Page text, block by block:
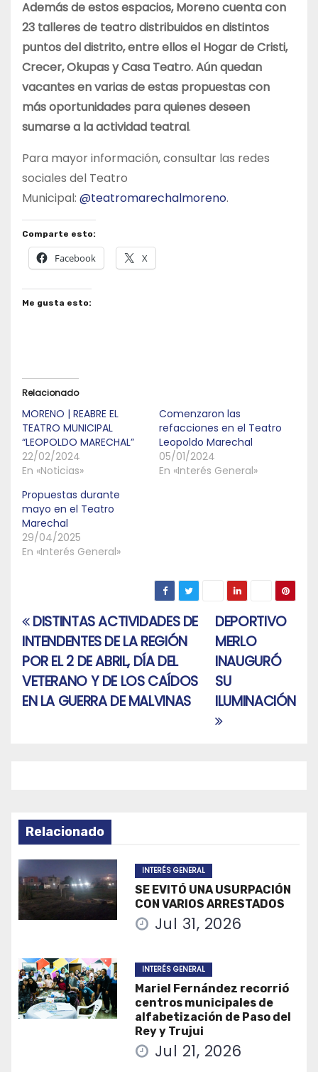
Además de estos espacios, Moreno cuenta con
23 talleres de teatro distribuidos en distintos
puntos del distrito, entre ellos el Hogar de Cristi,
Crecer, Okupas y Casa Teatro. Aún quedan
vacantes en varias de estas propuestas con
más oportunidades para quienes deseen
sumarse a la actividad teatral.
Para mayor información, consultar las redes
sociales del Teatro
Municipal: @teatromarechalmoreno.
Comparte esto:
Facebook X
Me gusta esto:
Relacionado
MORENO | REABRE EL
TEATRO MUNICIPAL
“LEOPOLDO MARECHAL”
22/02/2024
En «Noticias»
Comenzaron las
refacciones en el Teatro
Leopoldo Marechal
05/01/2024
En «Interés General»
Propuestas durante
mayo en el Teatro
Marechal
29/04/2025
En «Interés General»
Navegación
de
entradas
DEPORTIVO
MERLO
INAUGURÓ
SU
ILUMINACIÓN
DISTINTAS ACTIVIDADES DE
INTENDENTES DE LA REGIÓN
POR EL 2 DE ABRIL, DÍA DEL
VETERANO Y DE LOS CAÍDOS
EN LA GUERRA DE MALVINAS
Relacionado
INTERÉS GENERAL
SE EVITÓ UNA USURPACIÓN
CON VARIOS ARRESTADOS
Jul 31, 2026
INTERÉS GENERAL
Mariel Fernández recorrió
centros municipales de
alfabetización de Paso del
Rey y Trujui
Jul 21, 2026